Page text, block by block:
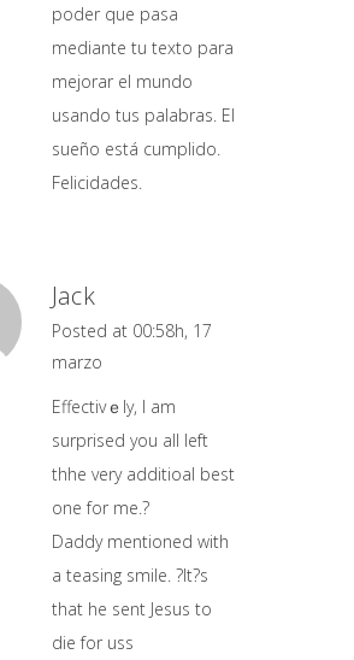
poder que pasa
mediante tu texto para
mejorar el mundo
usando tus palabras. El
sueño está cumplido.
Felicidades.
Jack
Posted at 00:58h, 17
marzo
Effectivｅly, I am
surprised you all left
thhe very additioal best
one for me.?
Daddy mentioned with
a teasing smile. ?It?s
that he sent Jesus to
diе for uss